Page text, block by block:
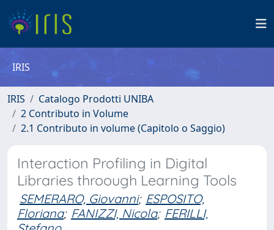
IRIS
IRIS
Catalogo Prodotti UNIBA
2 Contributo in Volume
2.1 Contributo in volume (Capitolo o Saggio)
Interaction Profiling in Digital
Libraries throough Learning Tools
SEMERARO, Giovanni; ESPOSITO,
Floriana; FANIZZI, Nicola; FERILLI,